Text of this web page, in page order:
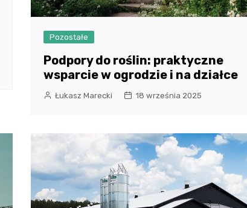
Pozostałe
Podpory do roślin: praktyczne
wsparcie w ogrodzie i na działce
Łukasz Marecki 18 września 2025